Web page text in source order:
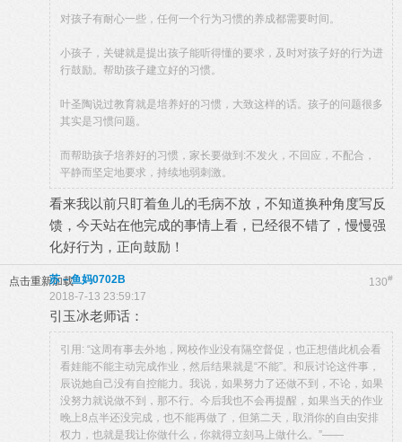
对孩子有耐心一些，任何一个行为习惯的养成都需要时间。
小孩子，关键就是提出孩子能听得懂的要求，及时对孩子好的行为进
行鼓励。帮助孩子建立好的习惯。
叶圣陶说过教育就是培养好的习惯，大致这样的话。孩子的问题很多
其实是习惯问题。
而帮助孩子培养好的习惯，家长要做到:不发火，不回应，不配合，
平静而坚定地要求，持续地弱刺激。
看来我以前只盯着鱼儿的毛病不放，不知道换种角度写反
馈，今天站在他完成的事情上看，已经很不错了，慢慢强
化好行为，正向鼓励！
点击重新加载 130#
苏－鱼妈0702B
2018-7-13 23:59:17
引玉冰老师话：
引用: “这周有事去外地，网校作业没有隔空督促，也正想借此机会看
看娃能不能主动完成作业，然后结果就是“不能”。和辰讨论这件事，
辰说她自己没有自控能力。我说，如果努力了还做不到，不论，如果
没努力就说做不到，那不行。今后我也不会再提醒，如果当天的作业
晚上8点半还没完成，也不能再做了，但第二天，取消你的自由安排
权力，也就是我让你做什么，你就得立刻马上做什么。”­——